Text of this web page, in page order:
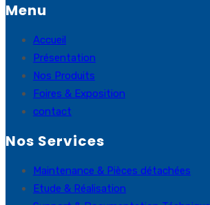
Menu
Accueil
Présentation
Nos Produits
Foires & Exposition
contact
Nos Services
Maintenance & Pièces détachées
Etude & Réalisation